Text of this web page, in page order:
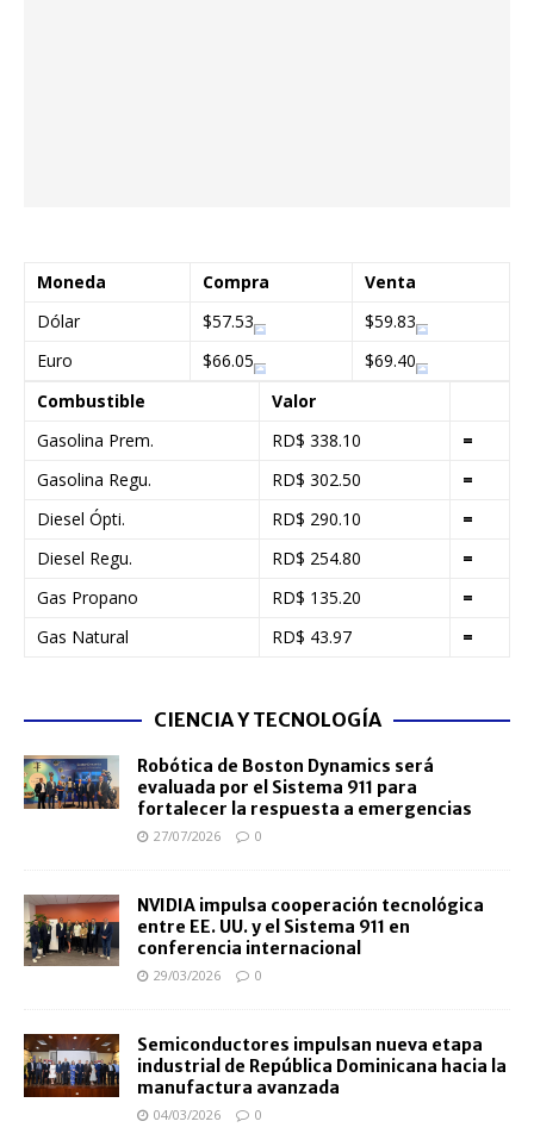
Moneda Compra
Venta
Dólar
$57.53
$59.83
Euro
$66.05
$69.40
Combustible
Valor
Gasolina Prem.
RD$ 338.10
=
Gasolina Regu.
RD$ 302.50
=
Diesel Ópti.
RD$ 290.10
=
Diesel Regu.
RD$ 254.80
=
Gas Propano
RD$ 135.20
=
Gas Natural
RD$ 43.97 =
CIENCIA Y TECNOLOGÍA
Robótica de Boston Dynamics será
evaluada por el Sistema 911 para
fortalecer la respuesta a emergencias
27/07/2026 0
NVIDIA impulsa cooperación tecnológica
entre EE. UU. y el Sistema 911 en
conferencia internacional
29/03/2026 0
Semiconductores impulsan nueva etapa
industrial de República Dominicana hacia la
manufactura avanzada
04/03/2026 0